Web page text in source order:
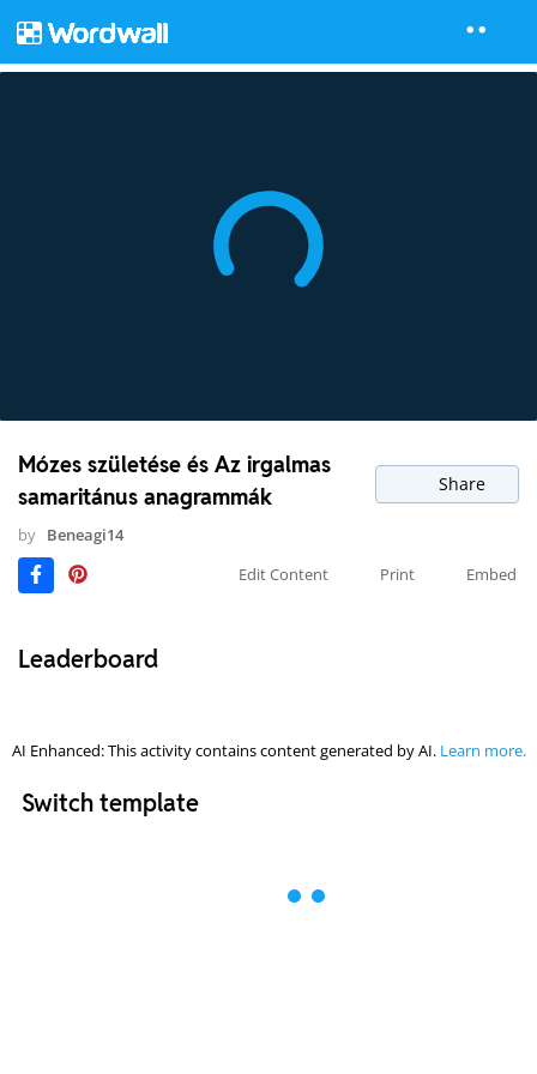
Mózes születése és Az irgalmas
samaritánus anagrammák
Share
by Beneagi14
Edit Content
Print Embed
Leaderboard
AI Enhanced: This activity contains content generated by AI. Learn more.
Switch template